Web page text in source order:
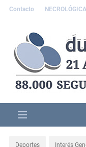
Contacto
Deportes Interés